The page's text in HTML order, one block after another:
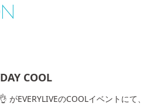
COOL
がEVERYLIVEのCOOLイベントにて、